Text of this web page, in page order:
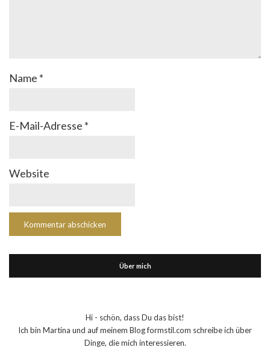
Name *
E-Mail-Adresse *
Website
Über mich
Hi - schön, dass Du das bist!
Ich bin Martina und auf meinem Blog formstil.com schreibe ich über
Dinge, die mich interessieren.